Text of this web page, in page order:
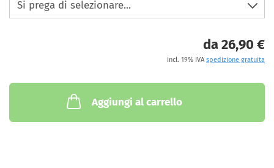
da 26,90 €
incl. 19% IVA spedizione gratuita
Aggiungi al carrello